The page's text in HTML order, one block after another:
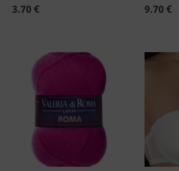
3.70 €
9.70 €